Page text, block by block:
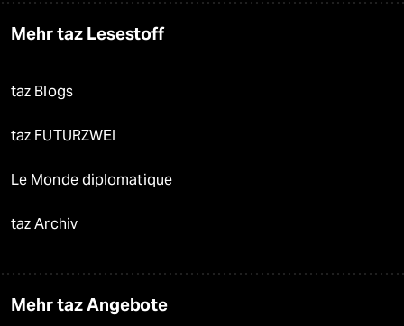
Mehr taz Lesestoff
taz Blogs
taz FUTURZWEI
Le Monde diplomatique
taz Archiv
Mehr taz Angebote